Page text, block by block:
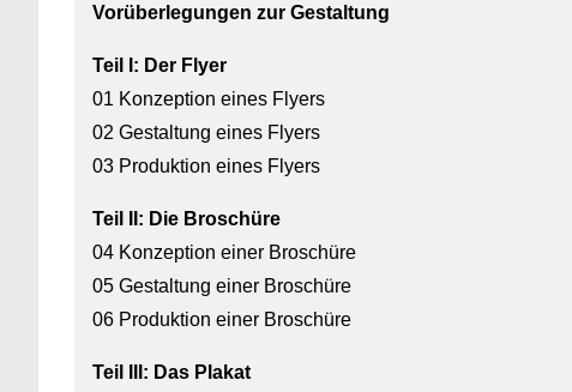
Vorüberlegungen zur Gestaltung
Teil I: Der Flyer
01 Konzeption eines Flyers
02 Gestaltung eines Flyers
03 Produktion eines Flyers
Teil II: Die Broschüre
04 Konzeption einer Broschüre
05 Gestaltung einer Broschüre
06 Produktion einer Broschüre
Teil III: Das Plakat